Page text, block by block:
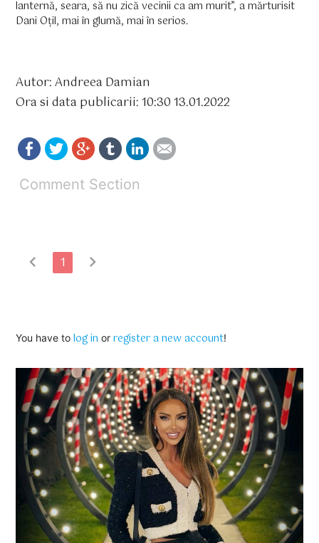
lanternă, seara, să nu zică vecinii ca am murit”, a mărturisit
Dani Oțil, mai în glumă, mai în serios.
Autor: Andreea Damian
Ora si data publicarii: 10:30 13.01.2022
Comment Section
chevron_left 1 chevron_right
You have tolog in orregister a new account!